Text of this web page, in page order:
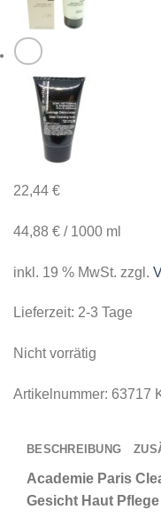
22,44 €
44,88 € / 1000 ml
inkl. 19 % MwSt. zzgl.
Lieferzeit: 2-3 Tage
Nicht vorrätig
Artikelnummer: 63717
BESCHREIBUNG
Academie Paris
Gesicht Haut